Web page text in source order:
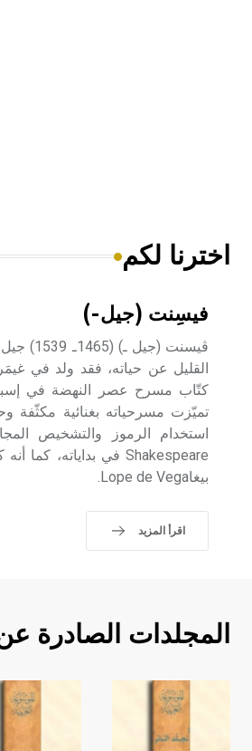
اخترنا لكم
فيسِنت (جيل-)
كتّاب مسرح عصر النهضة في
تميّزت مسرحياته بغنائية مكثّفة
بيغاLope de Vega.
اقرأ المزيد
المجلدات الصادرة